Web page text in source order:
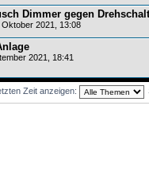
Dimmer gegen
2021, 13:08
2021, 18:41
Zeit anzeigen: